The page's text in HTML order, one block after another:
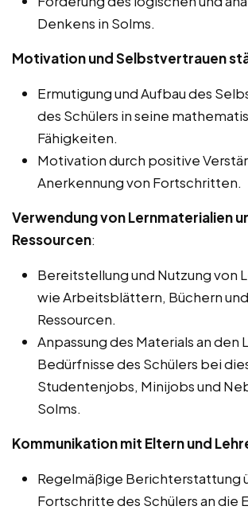
Denkens in Solms.
Motivation und Selbstvertrauen
Ermutigung und Aufbau des
des Schülers in seine
Fähigkeiten.
Motivation durch positive
Anerkennung von Fortschritten.
Verwendung von Lernmaterialien
Ressourcen:
Bereitstellung und Nutzung von
wie Arbeitsblättern, Büchern
Ressourcen.
Anpassung des Materials an den
Bedürfnisse des Schülers bei
Studentenjobs, Minijobs und
Solms.
Kommunikation mit Eltern und
Regelmäßige Berichterstattung
Fortschritte des Schülers an die